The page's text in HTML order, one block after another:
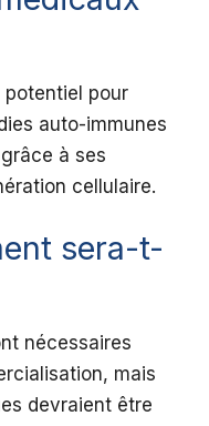
pour
auto-immunes
à ses
cellulaire.
sera-t-
nécessaires
mais
devraient être